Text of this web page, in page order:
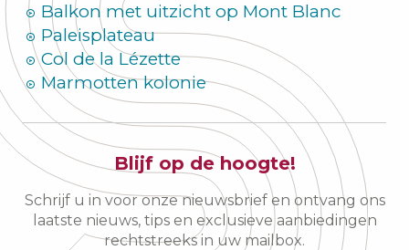
Balkon met uitzicht op Mont Blanc
Paleisplateau
Col de la Lézette
Marmotten kolonie
Blijf op de hoogte!
Schrijf u in voor onze nieuwsbrief en ontvang ons
laatste nieuws, tips en exclusieve aanbiedingen
rechtstreeks in uw mailbox.